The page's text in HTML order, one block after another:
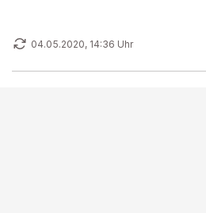
04.05.2020, 14:36 Uhr